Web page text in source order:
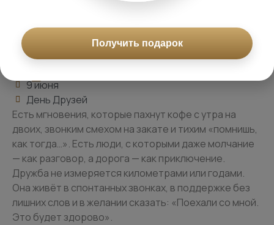
Специальное
предложение
9 июня
День Друзей
Есть мгновения, которые пахнут кофе с утра на
двоих, звонким смехом на закате и тихим «помнишь,
как тогда…». Есть люди, с которыми даже молчание
— как разговор, а дорога — как приключение.
Дружба не измеряется километрами или годами.
Она живёт в спонтанных звонках, в поддержке без
лишних слов и в желании сказать: «Поехали со мной.
Это будет здорово».
Получить подарок